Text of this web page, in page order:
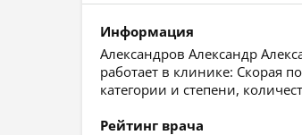
Информация
Александров Александр
работает в клинике: Скорая
категории и степени,
Рейтинг врача